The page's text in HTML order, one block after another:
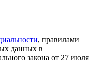
, правилами
данных в
закона от 27 июля